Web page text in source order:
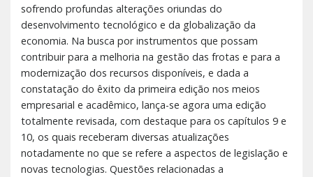
sofrendo profundas alterações oriundas do
desenvolvimento tecnológico e da globalização da
economia. Na busca por instrumentos que possam
contribuir para a melhoria na gestão das frotas e para a
modernização dos recursos disponíveis, e dada a
constatação do êxito da primeira edição nos meios
empresarial e acadêmico, lança-se agora uma edição
totalmente revisada, com destaque para os capítulos 9 e
10, os quais receberam diversas atualizações
notadamente no que se refere a aspectos de legislação e
novas tecnologias. Questões relacionadas a